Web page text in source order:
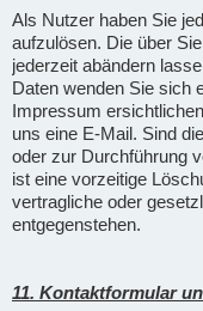
Als Nutzer haben Sie
aufzulösen. Die über
jederzeit abändern
Daten wenden Sie sich
Impressum
uns eine E-Mail. Sind
oder zur Durchführung
ist eine vorzeitige
vertragliche oder
entgegenstehen.
11. Kontaktformular